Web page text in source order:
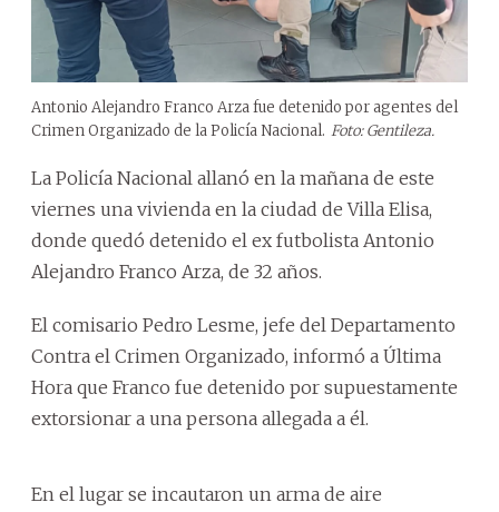
Antonio Alejandro Franco Arza fue detenido por agentes del
Crimen Organizado de la Policía Nacional. Foto: Gentileza.
La Policía Nacional allanó en la mañana de este
viernes una vivienda en la ciudad de Villa Elisa,
donde quedó detenido el ex futbolista Antonio
Alejandro Franco Arza, de 32 años.
El comisario Pedro Lesme, jefe del Departamento
Contra el Crimen Organizado, informó a Última
Hora que Franco fue detenido por supuestamente
extorsionar a una persona allegada a él.
En el lugar se incautaron un arma de aire